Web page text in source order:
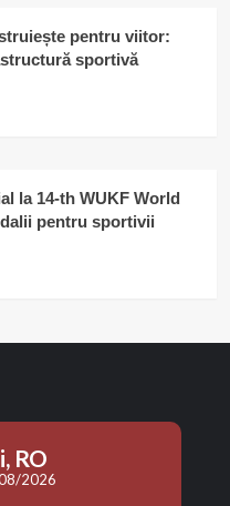
pentru viitor:
sportivă
la 14-th WUKF World
pentru sportivii
RO
2026